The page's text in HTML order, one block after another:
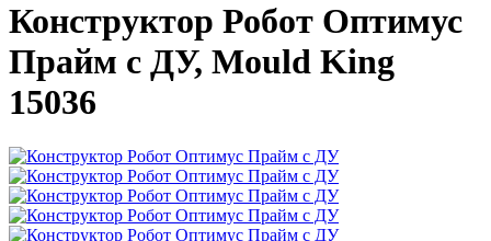
Конструктор Робот Оптимус
Прайм с ДУ, Mould King
15036